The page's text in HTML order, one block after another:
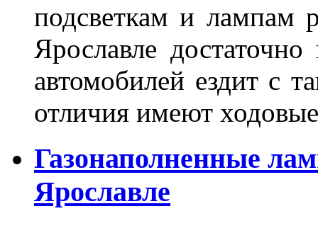
подсветкам и лампам
Ярославле
автомобилей ездит с
отличия имеют
Газонаполненные
Ярославле